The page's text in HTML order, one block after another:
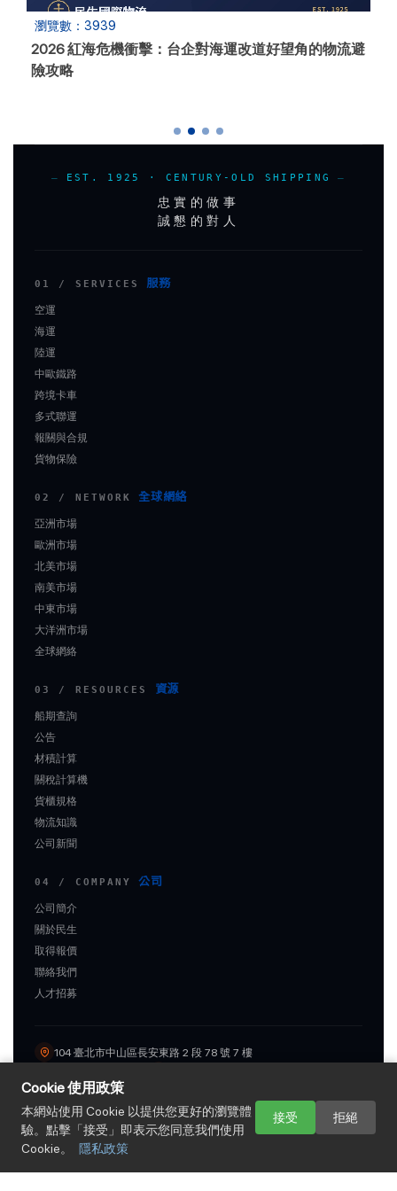
瀏覽數：3939
2026 紅海危機衝擊：台企對海運改道好望角的物流避
險攻略
EST. 1925 · CENTURY-OLD SHIPPING
忠實的做事
誠懇的對人
01 / SERVICES 服務
空運
海運
陸運
中歐鐵路
跨境卡車
多式聯運
報關與合規
貨物保險
02 / NETWORK 全球網絡
亞洲市場
歐洲市場
北美市場
南美市場
中東市場
大洋洲市場
全球網絡
03 / RESOURCES 資源
船期查詢
公告
材積計算
關稅計算機
貨櫃規格
物流知識
公司新聞
04 / COMPANY 公司
公司簡介
關於民生
取得報價
聯絡我們
人才招募
104 臺北市中山區長安東路 2 段 78 號 7 樓
FAX +886-2-2507-4997 ｜ +886-2-2507-3427
© 2026 民生國際物流股份有限公司 Mingsung International Logistics
Co., Ltd.
Cookie 使用政策
本網站使用 Cookie 以提供您更好的瀏覽體
驗。點擊「接受」即表示您同意我們使用
Cookie。
隱私政策
接受 拒絕